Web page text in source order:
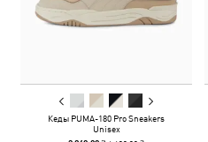
Кеды PUMA-180 Pro Sneakers
Unisex